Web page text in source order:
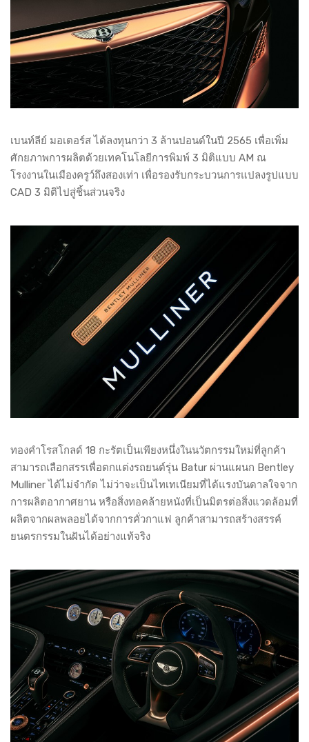
เบนท์ลีย์ มอเตอร์ส ได้ลงทุนกว่า 3 ล้านปอนด์ในปี 2565 เพื่อเพิ่ม
ศักยภาพการผลิตด้วยเทคโนโลยีการพิมพ์ 3 มิติแบบ AM ณ
โรงงานในเมืองครูว์ถึงสองเท่า เพื่อรองรับกระบวนการแปลงรูปแบบ
CAD 3 มิติไปสู่ชิ้นส่วนจริง
ทองคำโรสโกลด์ 18 กะรัตเป็นเพียงหนึ่งในนวัตกรรมใหม่ที่ลูกค้า
สามารถเลือกสรรเพื่อตกแต่งรถยนต์รุ่น Batur ผ่านแผนก Bentley
Mulliner ได้ไม่จำกัด ไม่ว่าจะเป็นไทเทเนียมที่ได้แรงบันดาลใจจาก
การผลิตอากาศยาน หรือสิ่งทอคล้ายหนังที่เป็นมิตรต่อสิ่งแวดล้อมที่
ผลิตจากผลพลอยได้จากการคั่วกาแฟ ลูกค้าสามารถสร้างสรรค์
ยนตรกรรมในฝันได้อย่างแท้จริง